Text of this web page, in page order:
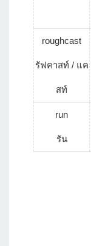
roughcast
รัฟคาสท์ / แค
สท์
run
รัน